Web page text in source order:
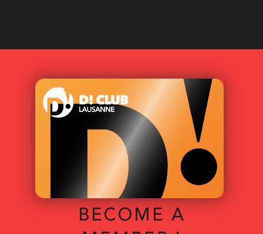
BECOME A